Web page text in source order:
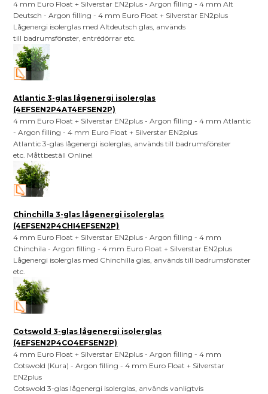
4 mm Euro Float + Silverstar EN2plus - Argon filling - 4 mm Alt
Deutsch - Argon filling - 4 mm Euro Float + Silverstar EN2plus
Lågenergi isolerglas med Altdeutsch glas, används
till badrumsfönster, entrédörrar etc.
Atlantic 3-glas lågenergi isolerglas
(4EFSEN2P4AT4EFSEN2P)
4 mm Euro Float + Silverstar EN2plus - Argon filling - 4 mm Atlantic
- Argon filling - 4 mm Euro Float + Silverstar EN2plus
Atlantic 3-glas lågenergi isolerglas, används till badrumsfönster
etc. Måttbeställ Online!
Chinchilla 3-glas lågenergi isolerglas
(4EFSEN2P4CHI4EFSEN2P)
4 mm Euro Float + Silverstar EN2plus - Argon filling - 4 mm
Chinchila - Argon filling - 4 mm Euro Float + Silverstar EN2plus
Lågenergi isolerglas med Chinchilla glas, används till badrumsfönster
etc.
Cotswold 3-glas lågenergi isolerglas
(4EFSEN2P4CO4EFSEN2P)
4 mm Euro Float + Silverstar EN2plus - Argon filling - 4 mm
Cotswold (Kura) - Argon filling - 4 mm Euro Float + Silverstar
EN2plus
Cotswold 3-glas lågenergi isolerglas, används vanligtvis